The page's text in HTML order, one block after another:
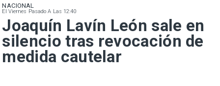
NACIONAL
El Viernes Pasado A Las 12:40
Joaquín Lavín León sale en
silencio tras revocación de
medida cautelar